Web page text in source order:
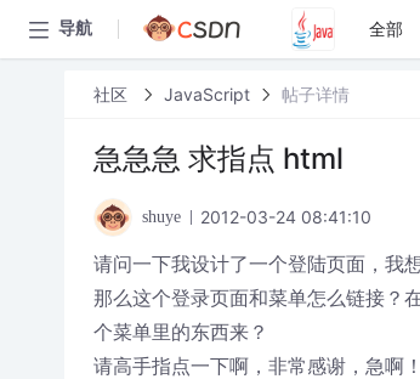
导航 全部
社区 JavaScript 帖子详情
急急急 求指点 html
shuye 2012-03-24 08:41:10
请问一下我设计了一个登陆页面，我
那么这个登录页面和菜单怎么链接？
个菜单里的东西来？
请高手指点一下啊，非常感谢，急啊